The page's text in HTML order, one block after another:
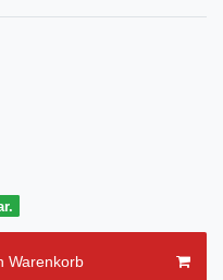
Warenkorb